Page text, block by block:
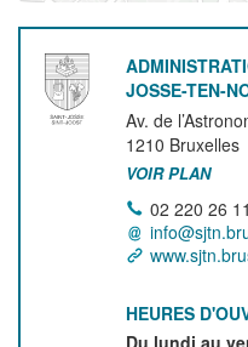
JOSSE-TEN-
Av. de
1210 Bruxelles
VOIR PLAN
02 220 26 11
HEURES
Du lundi au